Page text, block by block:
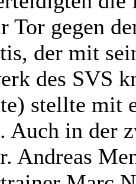
Tor gegen
der mit
des SVS
stellte mit
Auch in der
Andreas